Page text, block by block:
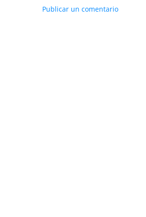
Publicar un comentario